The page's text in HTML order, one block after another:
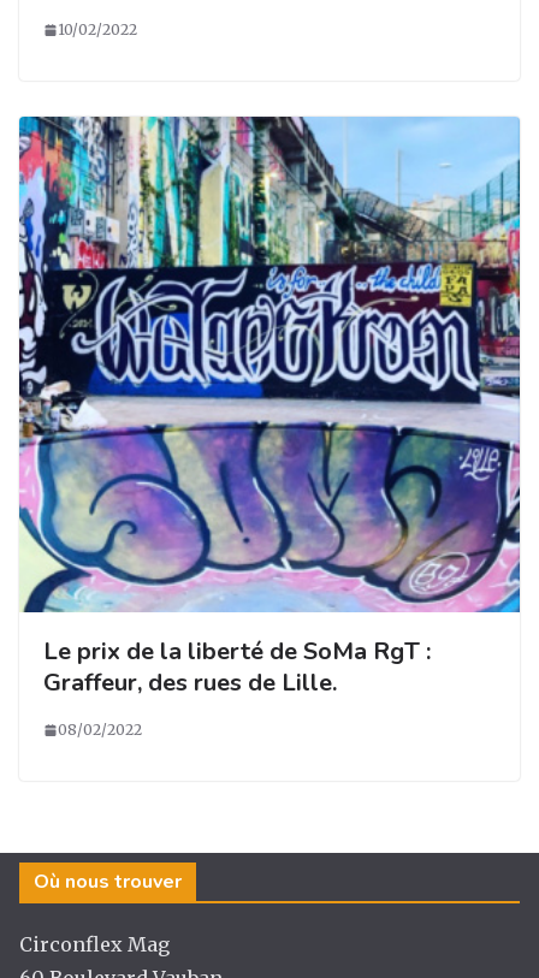
10/02/2022
Le prix de la liberté de SoMa RgT :
Graffeur, des rues de Lille.
08/02/2022
Où nous trouver
Circonflex Mag